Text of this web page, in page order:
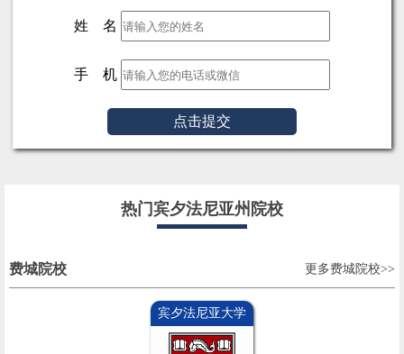
姓 名
手 机
点击提交
热门宾夕法尼亚州院校
费城院校 更多费城院校>>
宾夕法尼亚大学